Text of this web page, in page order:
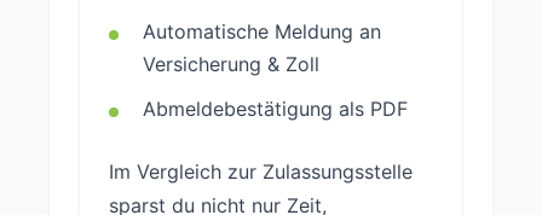
Automatische Meldung an
Versicherung & Zoll
Abmeldebestätigung als PDF
Im Vergleich zur Zulassungsstelle
sparst du nicht nur Zeit,